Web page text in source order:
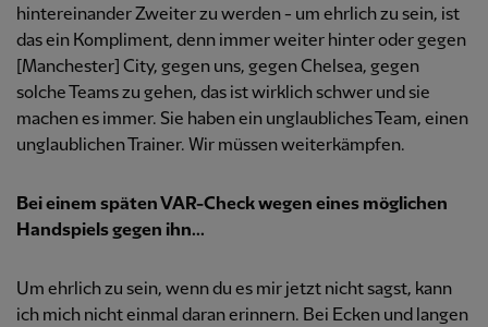
hintereinander Zweiter zu werden - um ehrlich zu sein, ist
das ein Kompliment, denn immer weiter hinter oder gegen
[Manchester] City, gegen uns, gegen Chelsea, gegen
solche Teams zu gehen, das ist wirklich schwer und sie
machen es immer. Sie haben ein unglaubliches Team, einen
unglaublichen Trainer. Wir müssen weiterkämpfen.
Bei einem späten VAR-Check wegen eines möglichen
Handspiels gegen ihn...
Um ehrlich zu sein, wenn du es mir jetzt nicht sagst, kann
ich mich nicht einmal daran erinnern. Bei Ecken und langen